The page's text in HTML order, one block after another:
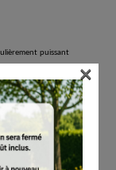
puissant
en un point
×